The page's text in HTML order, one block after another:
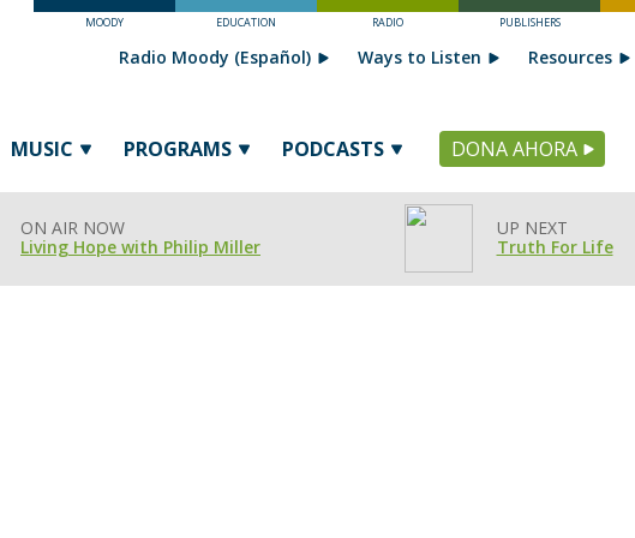
MOODY EDUCATION RADIO PUBLISHERS
MUSIC PROGRAMS PODCASTS DONA AHORA
Radio Moody (Español) Ways to Listen Resources
ON AIR NOW
Living Hope with Philip Miller
UP NEXT
Truth For Life